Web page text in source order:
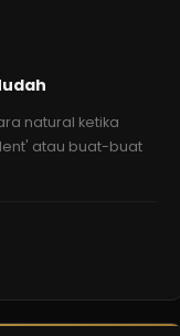
natural ketika
atau buat-buat